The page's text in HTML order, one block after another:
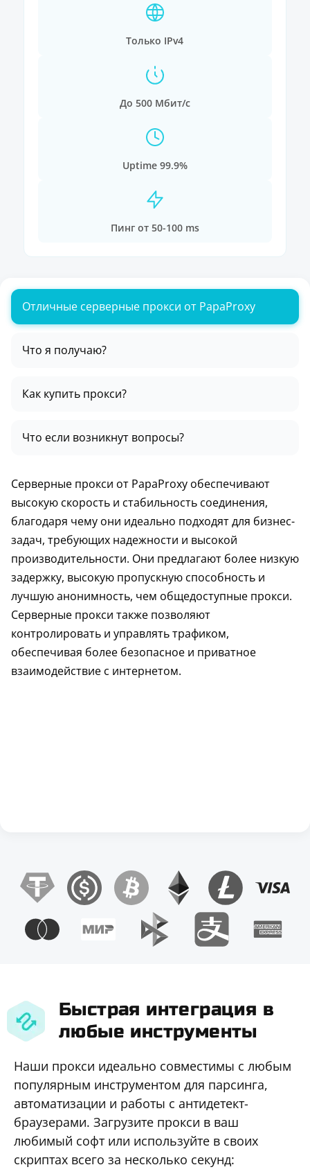
Только IPv4
До 500 Мбит/с
Uptime 99.9%
Пинг от 50-100 ms
Отличные серверные прокси от PapaProxy
Что я получаю?
Как купить прокси?
Что если возникнут вопросы?
Серверные прокси от PapaProxy обеспечивают
высокую скорость и стабильность соединения,
благодаря чему они идеально подходят для бизнес-
задач, требующих надежности и высокой
производительности. Они предлагают более низкую
задержку, высокую пропускную способность и
лучшую анонимность, чем общедоступные прокси.
Серверные прокси также позволяют
контролировать и управлять трафиком,
обеспечивая более безопасное и приватное
взаимодействие с интернетом.
Быстрая интеграция в
любые инструменты
Наши прокси идеально совместимы с любым
популярным инструментом для парсинга,
автоматизации и работы с антидетект-
браузерами. Загрузите прокси в ваш
любимый софт или используйте в своих
скриптах всего за несколько секунд: